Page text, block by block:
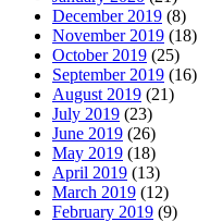
December 2019 (8)
November 2019 (18)
October 2019 (25)
September 2019 (16)
August 2019 (21)
July 2019 (23)
June 2019 (26)
May 2019 (18)
April 2019 (13)
March 2019 (12)
February 2019 (9)